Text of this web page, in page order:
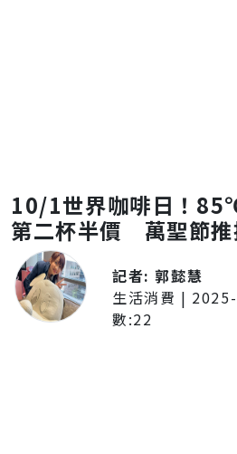
10/1世界咖啡日！
第二杯半價 萬聖節推
記者:郭懿慧
生活消費 |
數:22